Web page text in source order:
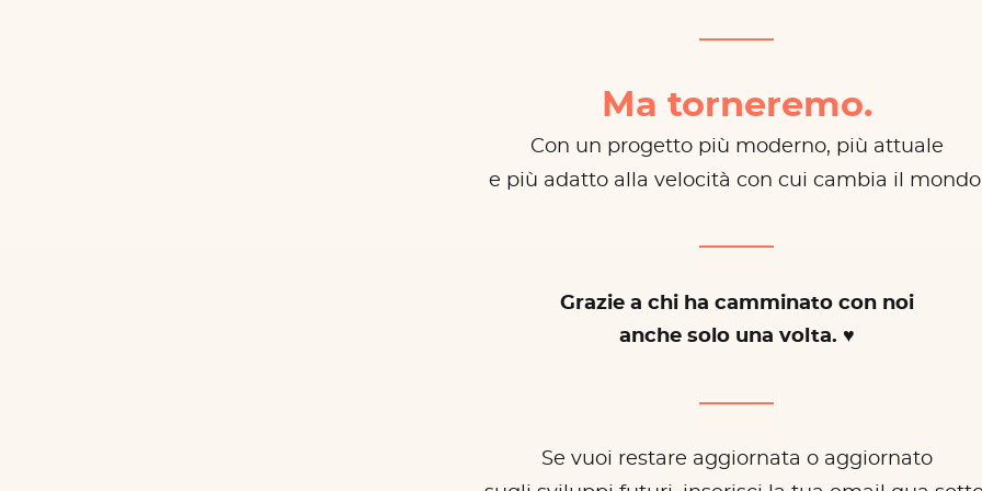
Ma torneremo.
Con un progetto più moderno, più attuale
e più adatto alla velocità con cui cambia il
Grazie a chi ha camminato con noi
anche solo una volta. ♥
Se vuoi restare aggiornata o aggiornato